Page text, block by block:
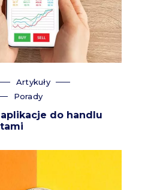
Artykuły
Porady
do handlu